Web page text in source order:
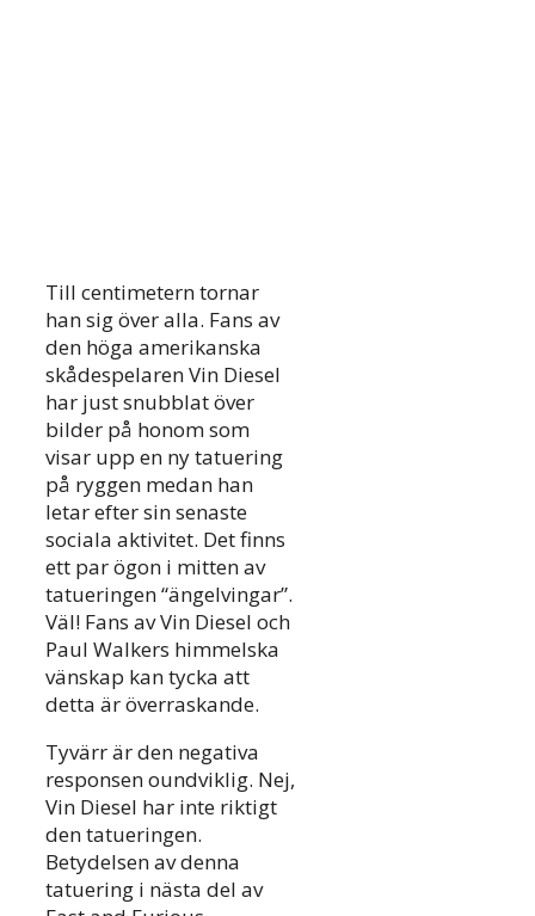
Till centimetern tornar
han sig över alla. Fans av
den höga amerikanska
skådespelaren Vin Diesel
har just snubblat över
bilder på honom som
visar upp en ny tatuering
på ryggen medan han
letar efter sin senaste
sociala aktivitet. Det finns
ett par ögon i mitten av
tatueringen “ängelvingar”.
Väl! Fans av Vin Diesel och
Paul Walkers himmelska
vänskap kan tycka att
detta är överraskande.
Tyvärr är den negativa
responsen oundviklig. Nej,
Vin Diesel har inte riktigt
den tatueringen.
Betydelsen av denna
tatuering i nästa del av